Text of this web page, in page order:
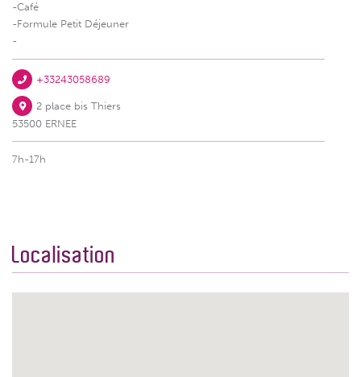
-Café
-Formule Petit Déjeuner
-
+33243058689
2 place bis Thiers
53500 ERNEE
7h-17h
Localisation